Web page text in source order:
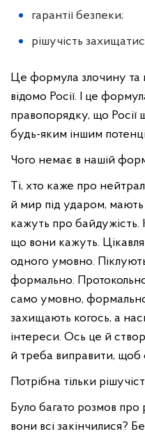
гарантії безпеки;
рішучість
Це формула злочину та
відомо Росії. І це
правопорядку, що Росії
будь-яким іншим
Чого немає в нашій
Ті, хто каже про
й мир під ударом, мають
кажуть про
що вони кажуть.
одного умовно.
формально.
само умовно,
захищають когось, а
інтереси. Ось це й
й треба виправити, щоб
Потрібна тільки
Було багато розмов
вони всі закінчилися?